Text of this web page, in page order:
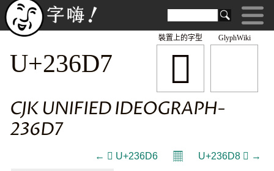
GlyphWiki
𣛗
裝置上的字型
U+236D7
CJK UNIFIED IDEOGRAPH-
236D7
← 𣛖 U+236D6 𝄜 U+236D8 𣛘 →